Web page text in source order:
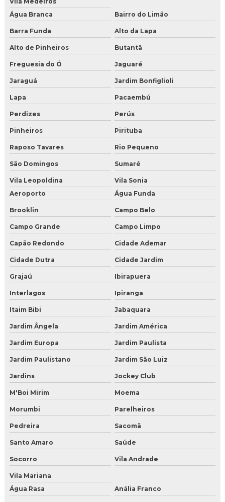
Comprar gelo seco sao paulo
Comprar gelo seco sp
Distribuidor de gelo seco
Gelo seco comprar preço
Gelo seco onde comprar
Gelo seco onde comprar sp zona oeste
Gelo seco onde comprar sp zona sul
Gelo seco onde encontrar
Gelo seco preço onde comprar
Gelo seco valor
Onde comprar gelo seco para drinks
Onde encontrar gelo seco
Onde vende gelo seco
Valor de gelo seco
Venda de gelo seco em sao paulo
Gelo seco para comprar
Vender gelo seco
Comprar gelo seco para jateamento
Distribuidor de gelo seco
Distribuidor de gelo seco em BH
Distribuidor de gelo seco em Campo Grande
Distribuidor de gelo seco em curitiba
Água Branca
Bairro do Limão
Barra Funda Alto da Lapa
Alto de Pinheiros Butantã
Freguesia do Ó Jaguaré
Jaraguá Jardim Bonfiglioli
Lapa Pacaembú
Perdizes Perús
Pinheiros Pirituba
Raposo Tavares Rio Pequeno
São Domingos Sumaré
Vila Leopoldina
Vila Sonia
Aeroporto
Água Funda
Brooklin Campo Belo
Campo Grande Campo Limpo
Capão Redondo Cidade Ademar
Cidade Dutra Cidade Jardim
Grajaú Ibirapuera
Interlagos Ipiranga
Itaim Bibi Jabaquara
Jardim Ângela Jardim América
Jardim Europa Jardim Paulista
Jardim Paulistano Jardim São Luiz
Jardins Jockey Club
M'Boi Mirim Moema
Morumbi Parelheiros
Pedreira Sacomã
Santo Amaro Saúde
Socorro Vila Andrade
Vila Mariana
Água Rasa
Anália Franco